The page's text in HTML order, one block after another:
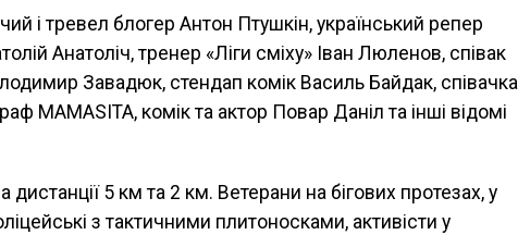
і тревел блогер Антон Птушкін, український репер
Анатоліч, тренер «Ліги сміху» Іван Люленов, співак
Завадюк, стендап комік Василь Байдак, співачка
MAMASITA, комік та актор Повар Даніл та інші відомі
дистанції 5 км та 2 км. Ветерани на бігових протезах, у
з тактичними плитоносками, активісти у